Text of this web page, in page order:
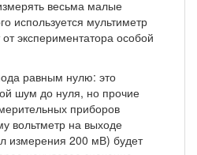
весьма малые
используется мультиметр
от экспериментатора особой
равным нулю: это
шум до нуля, но прочие
приборов
вольтметр на выходе
измерения 200 мВ) будет